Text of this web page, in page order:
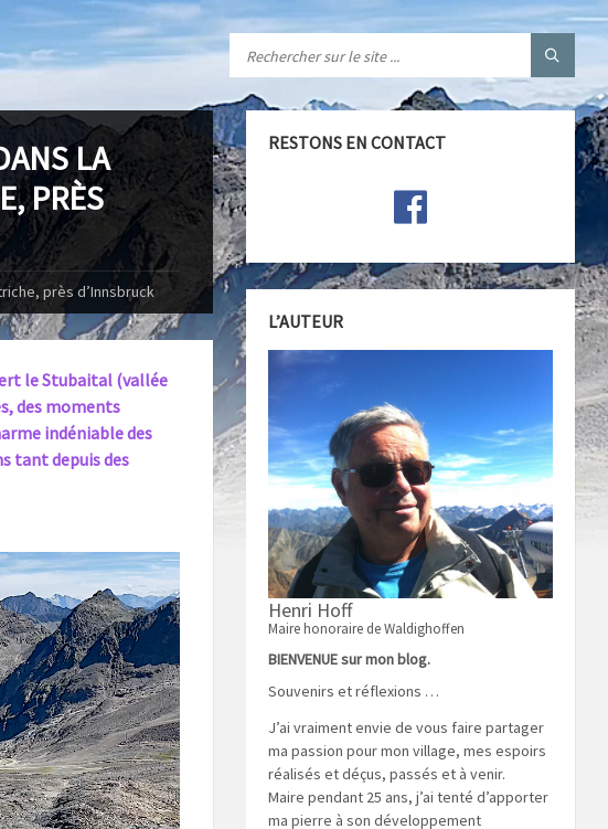
LA
PRÈS
près d’Innsbruck
le Stubaital (vallée
des moments
indéniable des
tant depuis des
RESTONS EN CONTACT
L’AUTEUR
Henri Hoff
Maire honoraire de Waldighoffen
BIENVENUE sur mon blog.
Souvenirs et réflexions …
J’ai vraiment envie de vous faire partager
ma passion pour mon village, mes espoirs
réalisés et déçus, passés et à venir.
Maire pendant 25 ans, j’ai tenté d’apporter
ma pierre à son développement